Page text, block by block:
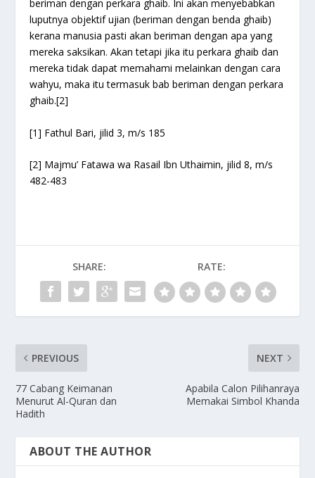
beriman dengan perkara ghaib. Ini akan menyebabkan
luputnya objektif ujian (beriman dengan benda ghaib)
kerana manusia pasti akan beriman dengan apa yang
mereka saksikan. Akan tetapi jika itu perkara ghaib dan
mereka tidak dapat memahami melainkan dengan cara
wahyu, maka itu termasuk bab beriman dengan perkara
ghaib.[2]
[1] Fathul Bari, jilid 3, m/s 185
[2] Majmu’ Fatawa wa Rasail Ibn Uthaimin, jilid 8, m/s
482-483
SHARE: RATE:
PREVIOUS
77 Cabang Keimanan
Menurut Al-Quran dan
Hadith
NEXT
Apabila Calon Pilihanraya
Memakai Simbol Khanda
ABOUT THE AUTHOR